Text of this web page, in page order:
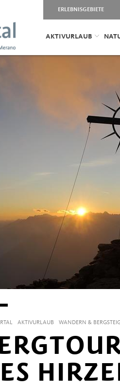
ERLEBNISGEBIETE
AKTIVURLAUB
AKTIVURLAUB WANDERN &